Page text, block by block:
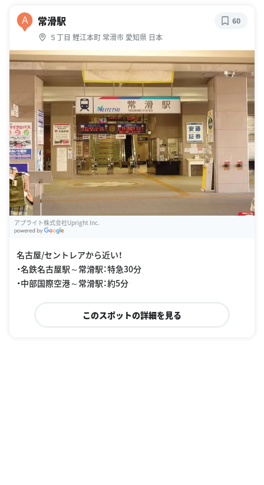
A 常滑駅
５丁目 鯉江本町 常滑市 愛知県 日本
60
アプライト株式会社Upright Inc.
名古屋/セントレアから近い！
・名鉄名古屋駅～常滑駅：特急30分
・中部国際空港～常滑駅：約5分
このスポットの詳細を見る